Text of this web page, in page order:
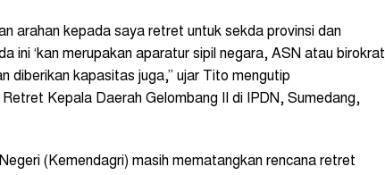
arahan kepada saya retret untuk sekda provinsi dan
ini ‘kan merupakan aparatur sipil negara, ASN atau birokrat
diberikan kapasitas juga,” ujar Tito mengutip
Kepala Daerah Gelombang II di IPDN, Sumedang,
(Kemendagri) masih mematangkan rencana retret